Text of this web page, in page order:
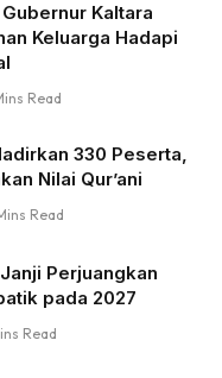
Kaltara
Keluarga Hadapi
Read
330 Peserta,
Nilai Qur’ani
Read
Perjuangkan
pada 2027
Read